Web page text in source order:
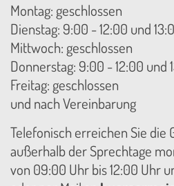
Montag: geschlossen
Dienstag: 9:00 - 12:00 und
Mittwoch: geschlossen
Donnerstag: 9:00 - 12:00 und
Freitag: geschlossen
und nach Vereinbarung
Telefonisch erreichen Sie die
außerhalb der Sprechtage
von 09:00 Uhr bis 12:00 Uhr